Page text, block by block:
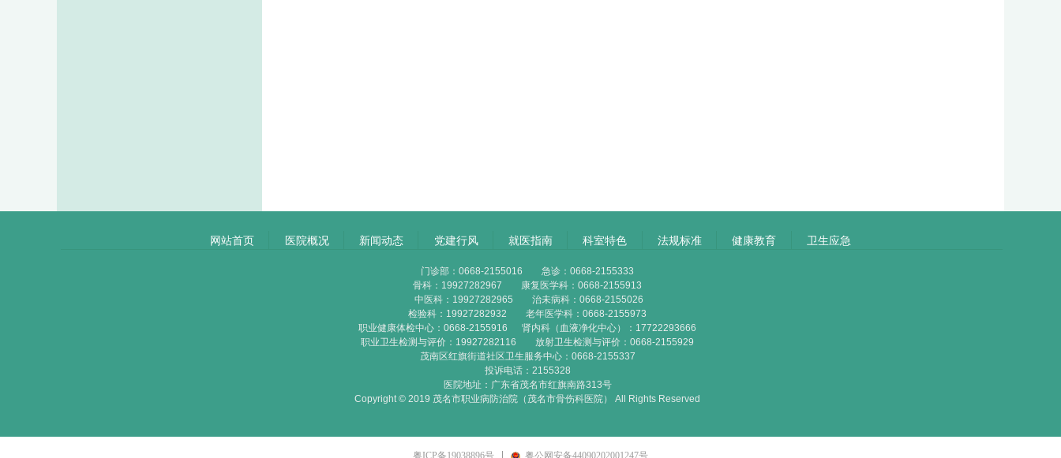
网站首页 医院概况 新闻动态 党建行风 就医指南 科室特色 法规标准 健康教育 卫生应急
门诊部：0668-2155016 急诊：0668-2155333
骨科：19927282967 康复医学科：0668-2155913
中医科：19927282965 治未病科：0668-2155026
检验科：19927282932 老年医学科：0668-2155973
职业健康体检中心：0668-2155916 肾内科（血液净化中心）：17722293666
职业卫生检测与评价：19927282116 放射卫生检测与评价：0668-2155929
茂南区红旗街道社区卫生服务中心：0668-2155337
投诉电话：2155328
医院地址：广东省茂名市红旗南路313号
Copyright © 2019 茂名市职业病防治院（茂名市骨伤科医院） All Rights Reserved
粤ICP备19038896号 粤公网安备44090202001247号